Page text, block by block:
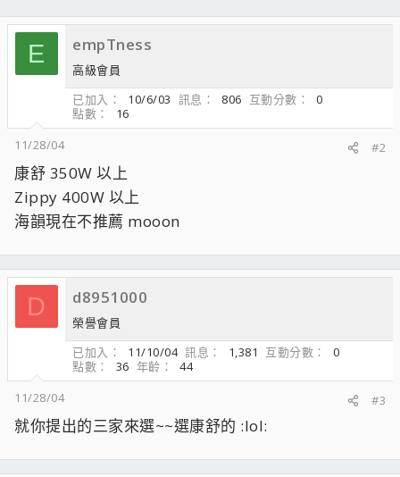
E empTness
高級會員
已加入
10/6/03 訊息 806 互動分數
0
點數
16
11/28/04
#2
康舒 350W 以上
Zippy 400W 以上
海韻現在不推薦 mooon
D d8951000
榮譽會員
已加入
11/10/04 訊息 1,381 互動分數
0
點數
36 年齡
44
11/28/04
#3
就你提出的三家來選~~選康舒的 :lol: